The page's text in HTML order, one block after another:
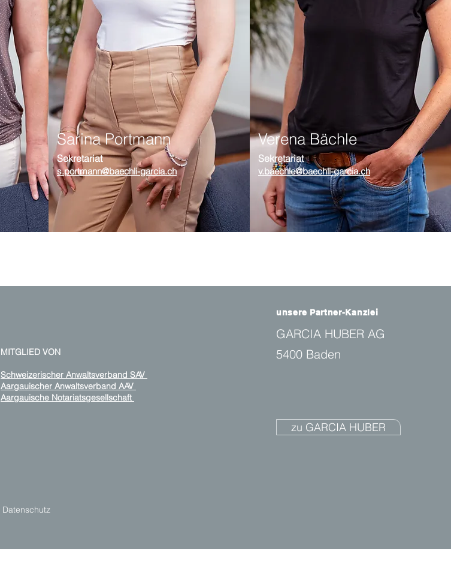
Sarina Portmann
Sekretariat
s.portmann@baechli-garcia.ch
Verena Bächle
Sekretariat
v.baechle@baechli-garcia.ch
MITGLIED VON
Schweizerischer Anwaltsverband SAV
Aargauischer Anwaltsverband AAV
Aargauische Notariatsgesellschaft
unsere Partner-Kanzlei
GARCIA HUBER AG
5400 Baden
zu GARCIA HUBER
Datenschutz